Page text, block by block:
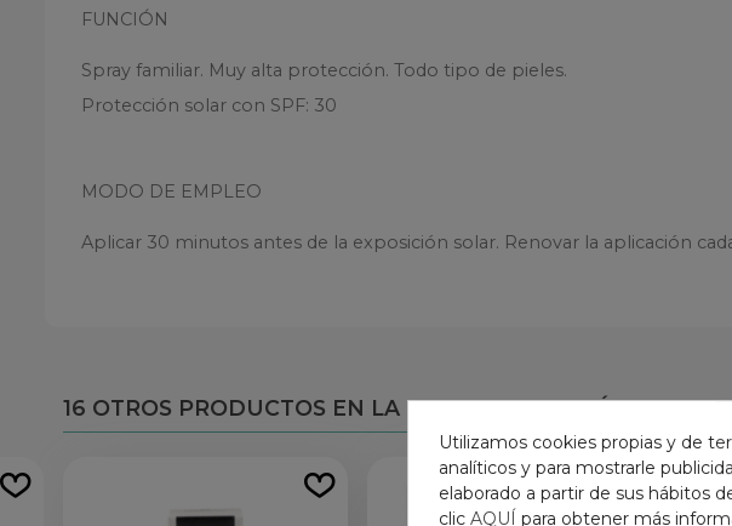
FUNCIÓN
Spray familiar. Muy alta protección. Todo tipo de pieles.
Protección solar con SPF: 30
MODO DE EMPLEO
Aplicar 30 minutos antes de la exposición solar. Renovar la aplicación
16 OTROS PRODUCTOS EN LA MISMA CATEGORÍA:
Utilizamos cookies propias y de
analíticos y para mostrarle
elaborado a partir de sus hábitos
clic AQUÍ para obtener más